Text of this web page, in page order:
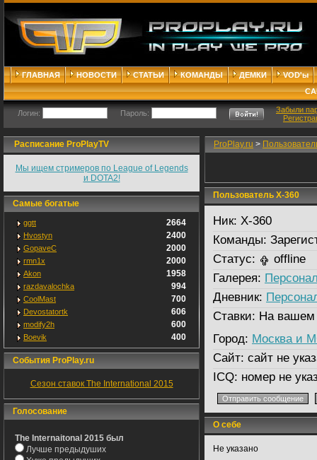
ГЛАВНАЯ НОВОСТИ СТАТЬИ КОМАНДЫ ДЕМКИ
VOD'ы
Логин: Пароль:
Забыли
Расписание ProPlayTV
Мы ищем стримеров по League of Legends
и DOTA2!
Самые богатые
ggtt 2664
Hvostyn 2400
GopaveC 2000
rmn1x 2000
Akon 1958
razdavalochka 994
CoolMast 700
Devostatortk 606
modify2h 600
Boevik 400
События ProPlay.ru
Сезон ставок The International 2015
Голосование
The Internaitonal 2015 был
Лучше предыдуших
ProPlay.ru >
Пользователь X-360
Ник: X-360
Команды:
Статус:
offline
Галерея:
Дневник:
Ставки: На вашем
Город: Москва и
Сайт: сайт не
ICQ: номер не
О себе
Не указано